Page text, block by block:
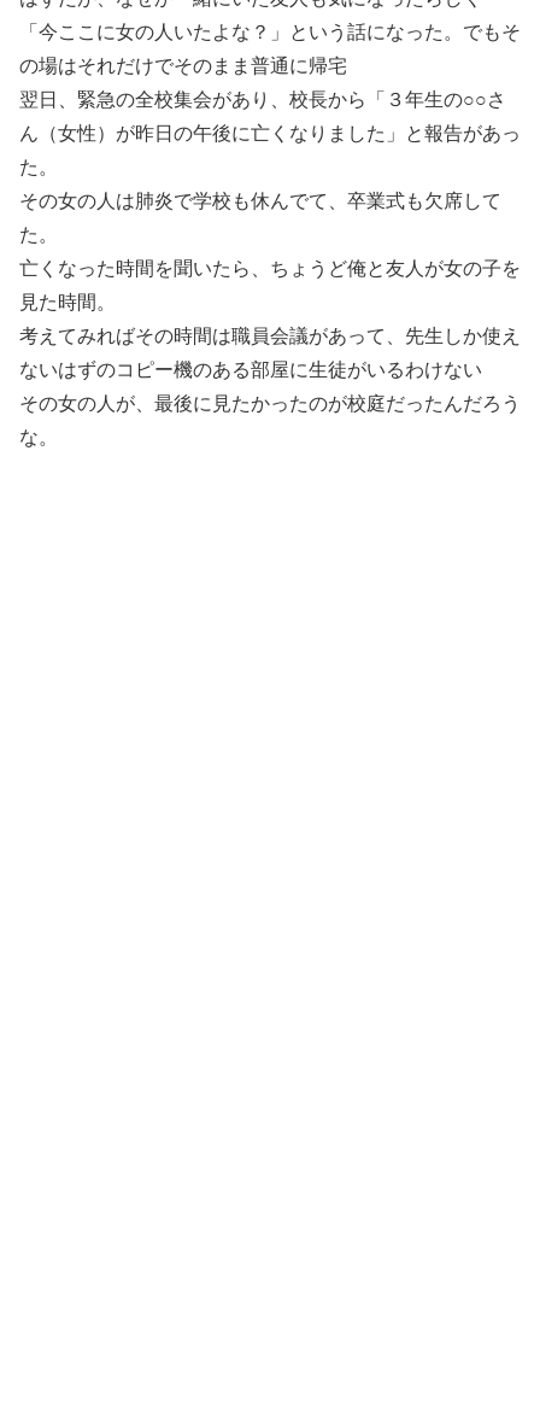
「今ここに女の人いたよな？」という話になった。でもそ
の場はそれだけでそのまま普通に帰宅
翌日、緊急の全校集会があり、校長から「３年生の○○さ
ん（女性）が昨日の午後に亡くなりました」と報告があっ
た。
その女の人は肺炎で学校も休んでて、卒業式も欠席して
た。
亡くなった時間を聞いたら、ちょうど俺と友人が女の子を
見た時間。
考えてみればその時間は職員会議があって、先生しか使え
ないはずのコピー機のある部屋に生徒がいるわけない
その女の人が、最後に見たかったのが校庭だったんだろう
な。